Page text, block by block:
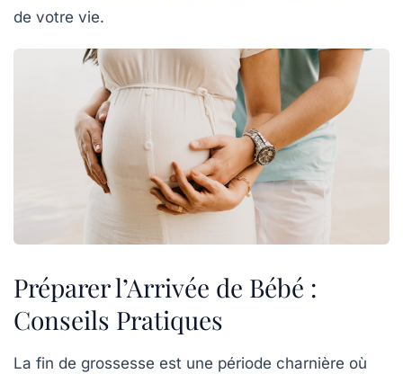
de votre vie.
Préparer l’Arrivée de Bébé :
Conseils Pratiques
La fin de grossesse est une période charnière où